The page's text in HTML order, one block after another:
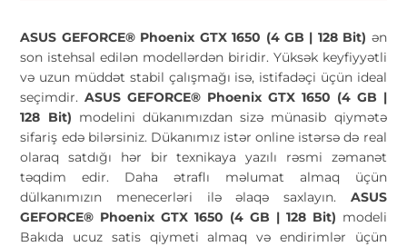
ASUS GEFORCE® Phoenix GTX 1650 (4 GB | 128 Bit) ən
son istehsal edilən modellərdən biridir. Yüksək keyfiyyətli
və uzun müddət stabil çalışmağı isə, istifadəçi üçün ideal
seçimdir.ASUS GEFORCE® Phoenix GTX 1650 (4 GB |
128 Bit) modelini dükanımızdan sizə münasib qiymətə
sifariş edə bilərsiniz. Dükanımız istər online istərsə də real
olaraq satdığı hər bir texnikaya yazılı rəsmi zəmanət
təqdim edir. Daha ətraflı məlumat almaq üçün
dülkanımızın menecerləri ilə əlaqə saxlayın. ASUS
GEFORCE® Phoenix GTX 1650 (4 GB | 128 Bit) modeli
Bakıda ucuz satis qiymeti almaq və endirimlər üçün